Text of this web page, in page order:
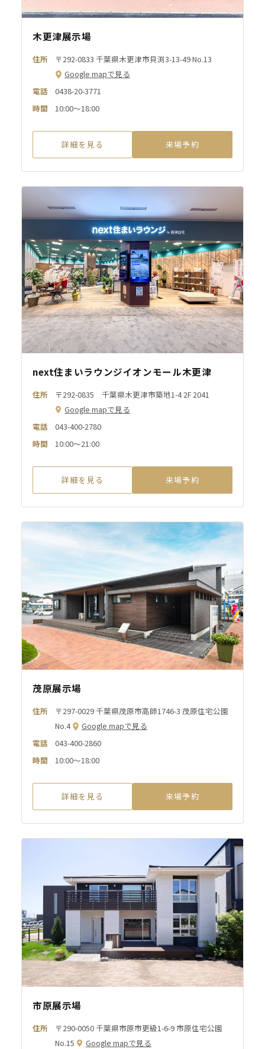
木更津展示場
住所
〒292-0833 千葉県木更津市貝渕3-13-49 No.13
Google mapで見る
電話
0438-20-3771
時間
10:00～18:00
詳細を見る 来場予約
next住まいラウンジイオンモール木更津
住所
〒292-0835 千葉県木更津市築地1-4 2F 2041
Google mapで見る
電話
043-400-2780
時間
10:00～21:00
詳細を見る 来場予約
茂原展示場
住所
〒297-0029 千葉県茂原市高師1746-3 茂原住宅公園
No.4
Google mapで見る
電話
043-400-2860
時間
10:00～18:00
詳細を見る 来場予約
市原展示場
住所
〒290-0050 千葉県市原市更級1-6-9 市原住宅公園
No.15
Google mapで見る